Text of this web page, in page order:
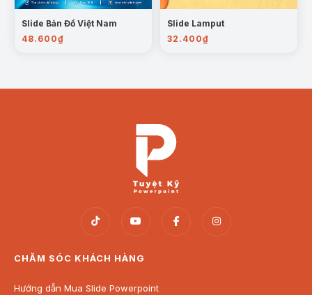
Dự án sáng tạo nội dung
thành infographic, video, bài blog về ẩm thực.
Hướng dẫn sử dụng + Bản quyền sản phẩm.
Bún bò Huế không chỉ là một món ăn – đó là bản
giao hưởng của hương vị, ký ức và văn hóa xứ Huế.
Hãy để mẫu slide này giúp bạn kể lại câu chuyện ấy
một cách đầy tự hào và ấn tượng.
(*) Tất cả các sản phẩm của Tuyệt kỹ Powerpoint đều được
tối ưu để người dùng dễ dàng chỉnh sửa (hình ảnh, chữ, màu
sắc,…) phù hợp với nhu cầu sử dụng.
Slide Bản Đồ Việt Nam
48.600₫
Slide Lamput
32.400₫
CHĂM SÓC KHÁCH HÀNG
Hướng dẫn Mua Slide Powerpoint